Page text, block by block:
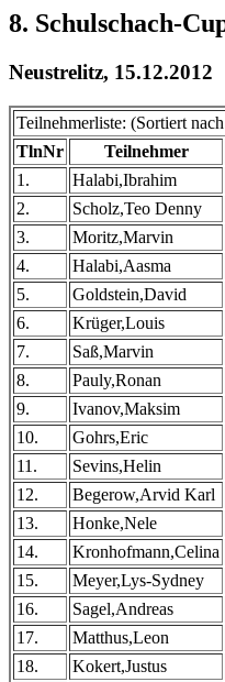
8. Schulschach-
Neustrelitz, 15.12.2012
Teilnehmerliste: (Sortiert
TlnNr
Teilnehmer
1.
Halabi,Ibrahim
2.
Scholz,Teo Denny
3.
Moritz,Marvin
4.
Halabi,Aasma
5.
Goldstein,David
6.
Krüger,Louis
7.
Saß,Marvin
8.
Pauly,Ronan
9.
Ivanov,Maksim
10.
Gohrs,Eric
11.
Sevins,Helin
12.
Begerow,Arvid Karl
13.
Honke,Nele
14.
Kronhofmann,Celina
15.
Meyer,Lys-Sydney
16.
Sagel,Andreas
17.
Matthus,Leon
18.
Kokert,Justus